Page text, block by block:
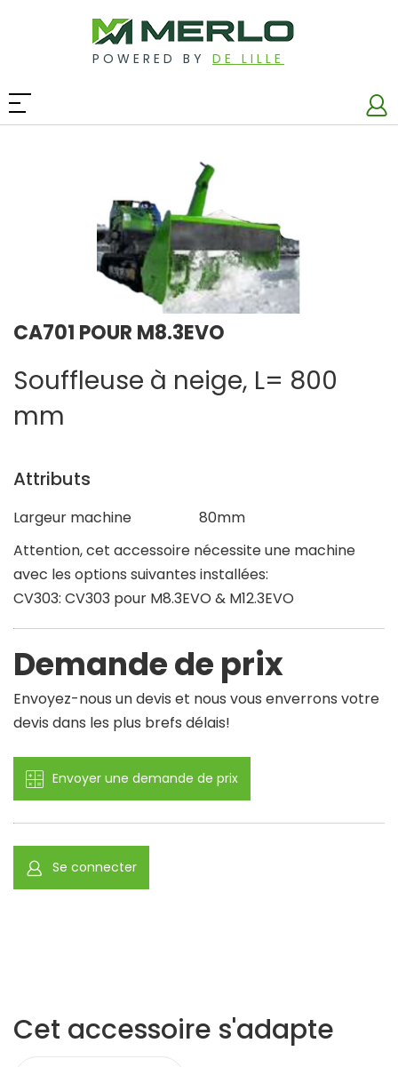
POWERED BY DE LILLE
CA701 POUR M8.3EVO
Souffleuse à neige, L= 800
mm
Attributs
Largeur machine
80mm
Attention, cet accessoire nécessite une machine
avec les options suivantes installées:
CV303: CV303 pour M8.3EVO & M12.3EVO
Demande de prix
Envoyez-nous un devis et nous vous enverrons votre
devis dans les plus brefs délais!
Envoyer une demande de prix
Se connecter
Cet accessoire s'adapte